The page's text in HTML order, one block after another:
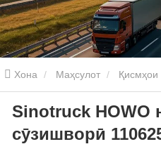
Хона Маҳсулот Қисмҳои
муҳаррики Shacman Sinotruck HOWO насоси интиқоли
сӯзишворӣ 1106250A30D
Sinotruck HOWO
сӯзишворӣ